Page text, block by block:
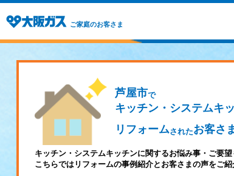
ご家庭のお客さま
芦屋市で
キッチン・システムキ
リフォームされたお客さ
キッチン・システムキッチンに関するお悩み事・ご要
こちらではリフォームの事例紹介とお客さまの声をご紹